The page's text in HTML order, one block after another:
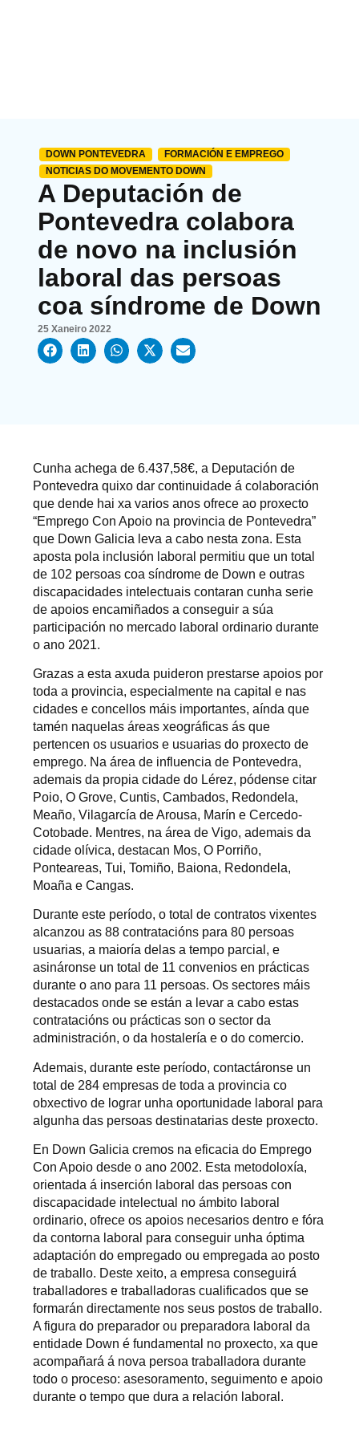
DOWN PONTEVEDRA
FORMACIÓN E EMPREGO
NOTICIAS DO MOVEMENTO DOWN
A Deputación de
Pontevedra colabora
de novo na inclusión
laboral das persoas
coa síndrome de Down
25 Xaneiro 2022
Cunha achega de 6.437,58€, a Deputación de
Pontevedra quixo dar continuidade á colaboración
que dende hai xa varios anos ofrece ao proxecto
“Emprego Con Apoio na provincia de Pontevedra”
que Down Galicia leva a cabo nesta zona. Esta
aposta pola inclusión laboral permitiu que un total
de 102 persoas coa síndrome de Down e outras
discapacidades intelectuais contaran cunha serie
de apoios encamiñados a conseguir a súa
participación no mercado laboral ordinario durante
o ano 2021.
Grazas a esta axuda puideron prestarse apoios por
toda a provincia, especialmente na capital e nas
cidades e concellos máis importantes, aínda que
tamén naquelas áreas xeográficas ás que
pertencen os usuarios e usuarias do proxecto de
emprego. Na área de influencia de Pontevedra,
ademais da propia cidade do Lérez, pódense citar
Poio, O Grove, Cuntis, Cambados, Redondela,
Meaño, Vilagarcía de Arousa, Marín e Cercedo-
Cotobade. Mentres, na área de Vigo, ademais da
cidade olívica, destacan Mos, O Porriño,
Ponteareas, Tui, Tomiño, Baiona, Redondela,
Moaña e Cangas.
Durante este período, o total de contratos vixentes
alcanzou as 88 contratacións para 80 persoas
usuarias, a maioría delas a tempo parcial, e
asináronse un total de 11 convenios en prácticas
durante o ano para 11 persoas. Os sectores máis
destacados onde se están a levar a cabo estas
contratacións ou prácticas son o sector da
administración, o da hostalería e o do comercio.
Ademais, durante este período, contactáronse un
total de 284 empresas de toda a provincia co
obxectivo de lograr unha oportunidade laboral para
algunha das persoas destinatarias deste proxecto.
En Down Galicia cremos na eficacia do Emprego
Con Apoio desde o ano 2002. Esta metodoloxía,
orientada á inserción laboral das persoas con
discapacidade intelectual no ámbito laboral
ordinario, ofrece os apoios necesarios dentro e fóra
da contorna laboral para conseguir unha óptima
adaptación do empregado ou empregada ao posto
de traballo. Deste xeito, a empresa conseguirá
traballadores e traballadoras cualificados que se
formarán directamente nos seus postos de traballo.
A figura do preparador ou preparadora laboral da
entidade Down é fundamental no proxecto, xa que
acompañará á nova persoa traballadora durante
todo o proceso: asesoramento, seguimento e apoio
durante o tempo que dura a relación laboral.